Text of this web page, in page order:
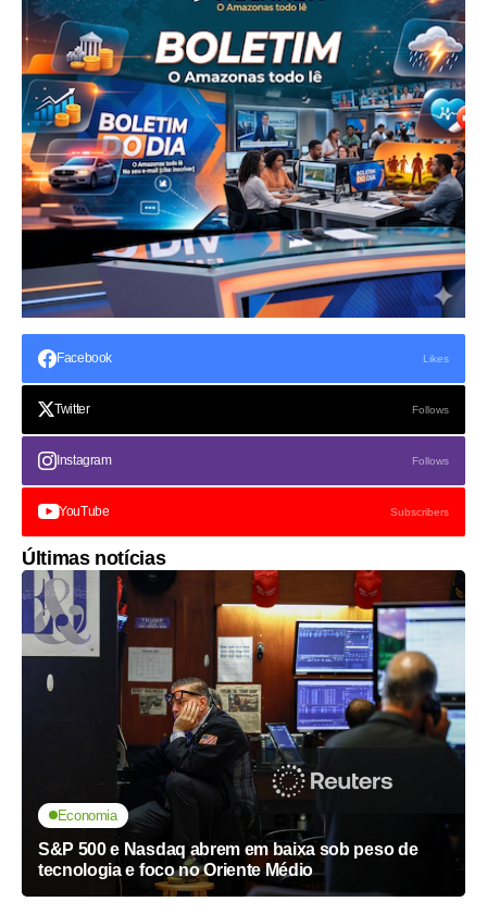
Facebook Likes
Twitter Follows
Instagram Follows
YouTube Subscribers
Últimas notícias
Economia
S&P 500 e Nasdaq abrem em baixa sob peso de
tecnologia e foco no Oriente Médio